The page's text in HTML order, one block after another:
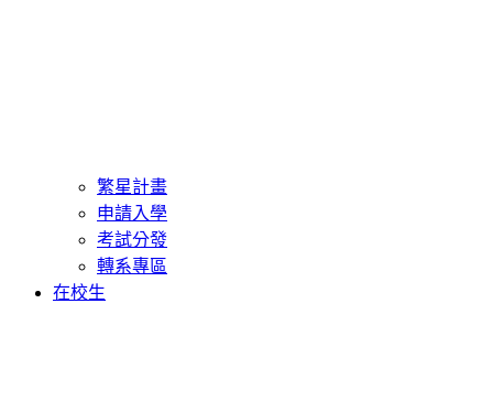
繁星計畫
申請入學
考試分發
轉系專區
在校生